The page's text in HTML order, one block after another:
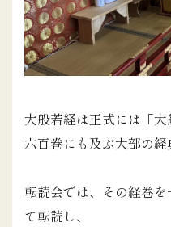
大般若経は正式には「
六百巻にも及ぶ大部の経
転読会では、その経巻
て転読し、